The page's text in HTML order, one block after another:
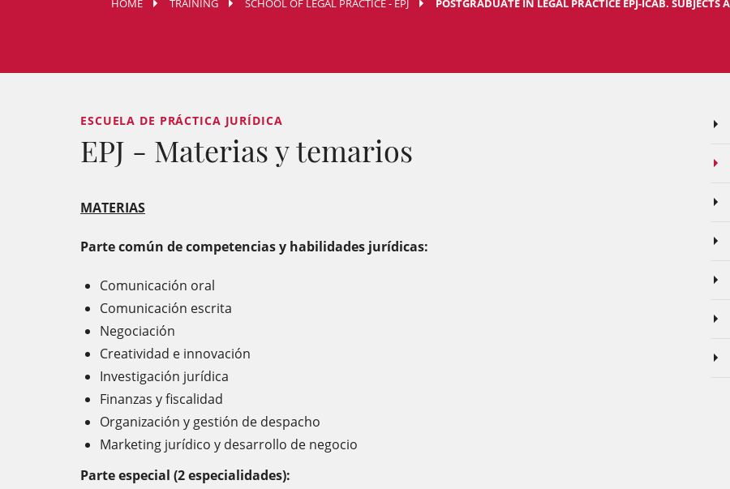
HOME TRAINING SCHOOL OF LEGAL PRACTICE - EPJ POSTGRADUATE IN LEGAL PRACTICE EPJ-ICAB. SUBJECTS
ESCUELA DE PRÁCTICA JURÍDICA
EPJ - Materias y temarios
MATERIAS
Parte común de competencias y habilidades jurídicas:
Comunicación oral
Comunicación escrita
Negociación
Creatividad e innovación
Investigación jurídica
Finanzas y fiscalidad
Organización y gestión de despacho
Marketing jurídico y desarrollo de negocio
Parte especial (2 especialidades):